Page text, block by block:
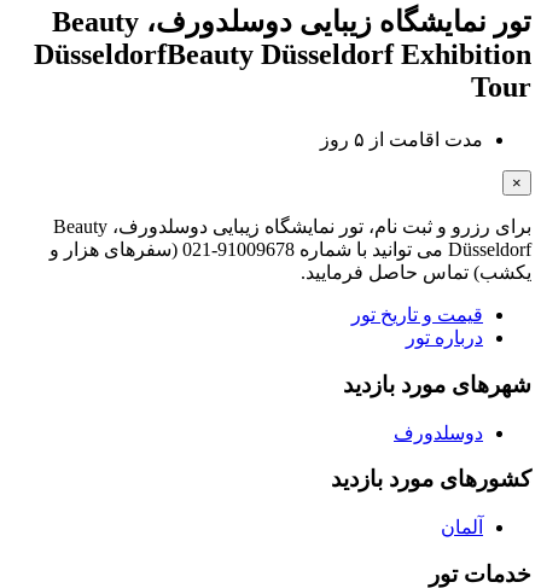
تور نمایشگاه زیبایی دوسلدورف، Beauty
DüsseldorfBeauty Düsseldorf Exhibition
Tour
مدت اقامت از ۵ روز
×
برای رزرو و ثبت نام، تور نمایشگاه زیبایی دوسلدورف، Beauty
Düsseldorf می توانید با شماره 91009678-021 (سفرهای هزار و
یکشب) تماس حاصل فرمایید.
قیمت و تاریخ تور
درباره تور
شهرهای مورد بازدید
دوسلدورف
کشورهای مورد بازدید
آلمان
خدمات تور